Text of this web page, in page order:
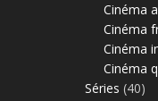
Cinéma
Cinéma
Cinéma
Cinéma
Séries (40)